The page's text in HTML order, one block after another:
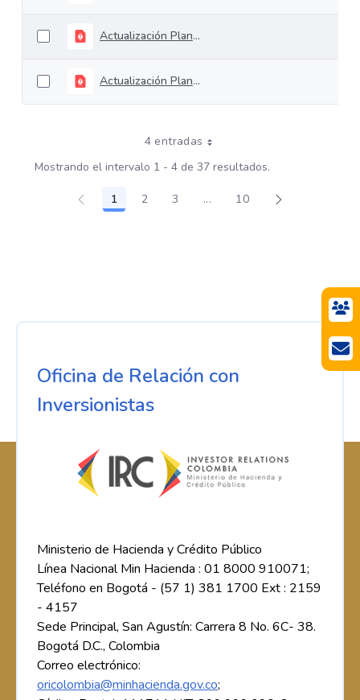
Actualización Plan Financiero 2024
Actualización Plan Financiero 2025
4 entradas
Mostrando el intervalo 1 - 4 de 37 resultados.
Página
1 Página
2 Página
3 ...Páginas intermedias Use
Página
10
Oficina de Relación con
Inversionistas
Ministerio de Hacienda y Crédito Público
Línea Nacional Min Hacienda : 01 8000 910071;
Teléfono en Bogotá - (57 1) 381 1700 Ext : 2159
- 4157
Sede Principal, San Agustín: Carrera 8 No. 6C- 38.
Bogotá D.C., Colombia
Correo electrónico:
oricolombia@minhacienda.gov.co;